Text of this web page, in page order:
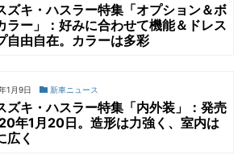
ズキ・ハスラー特集「オプション＆ボ
ラー」：好みに合わせて機能＆ドレス
自由自在。カラーは多彩
1月9日 新車ニュース
ズキ・ハスラー特集「内外装」：発売
年1月20日。造形は力強く、室内は
広く